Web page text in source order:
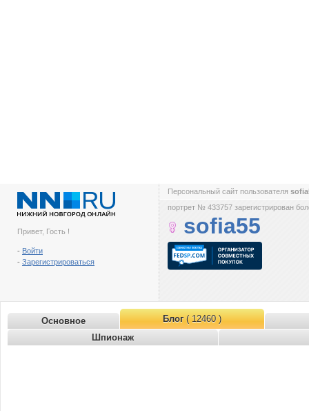
Привет, Гость !
- Войти
- Зарегистрироваться
Персональный сайт пользователя
портрет № 433757 зарегистрирован
sofia55
Основное Блог( 12460 )
Шпионаж